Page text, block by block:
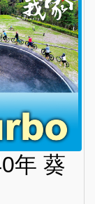
年 葵